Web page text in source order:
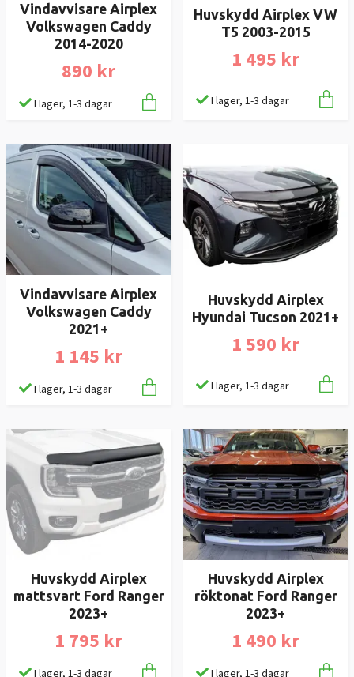
Vindavvisare Airplex
Volkswagen Caddy
2014-2020
890 kr
I lager, 1-3 dagar
Huvskydd Airplex VW
T5 2003-2015
1 495 kr
I lager, 1-3 dagar
Vindavvisare Airplex
Volkswagen Caddy
2021+
1 145 kr
I lager, 1-3 dagar
Huvskydd Airplex
Hyundai Tucson 2021+
1 590 kr
I lager, 1-3 dagar
Huvskydd Airplex
mattsvart Ford Ranger
2023+
1 795 kr
I lager, 1-3 dagar
Huvskydd Airplex
röktonat Ford Ranger
2023+
1 490 kr
I lager, 1-3 dagar